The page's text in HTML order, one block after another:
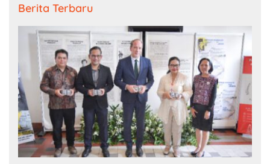
Berita Terbaru